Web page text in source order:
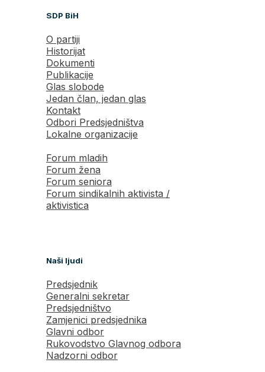
SDP BiH
O partiji
Historijat
Dokumenti
Publikacije
Glas slobode
Jedan član, jedan glas
Kontakt
Odbori Predsjedništva
Lokalne organizacije
Forum mladih
Forum žena
Forum seniora
Forum sindikalnih aktivista /
aktivistica
Naši ljudi
Predsjednik
Generalni sekretar
Predsjedništvo
Zamjenici predsjednika
Glavni odbor
Rukovodstvo Glavnog odbora
Nadzorni odbor